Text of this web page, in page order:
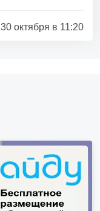
30 октября в 11:20